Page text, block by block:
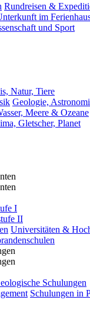
Rundreisen &
im
und Sport
Natur, Tiere
Geologie,
Meere & Ozeane
Gletscher, Planet
I
II
Universitäten &
Schulungen
Schulungen in